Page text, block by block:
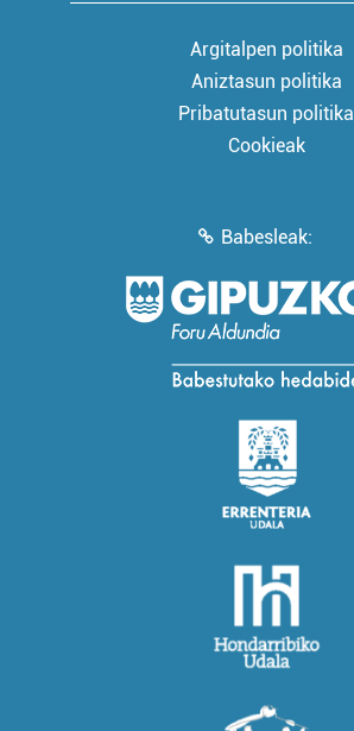
Argitalpen politika
Aniztasun politika
Pribatutasun politika
Cookieak
Babesleak: